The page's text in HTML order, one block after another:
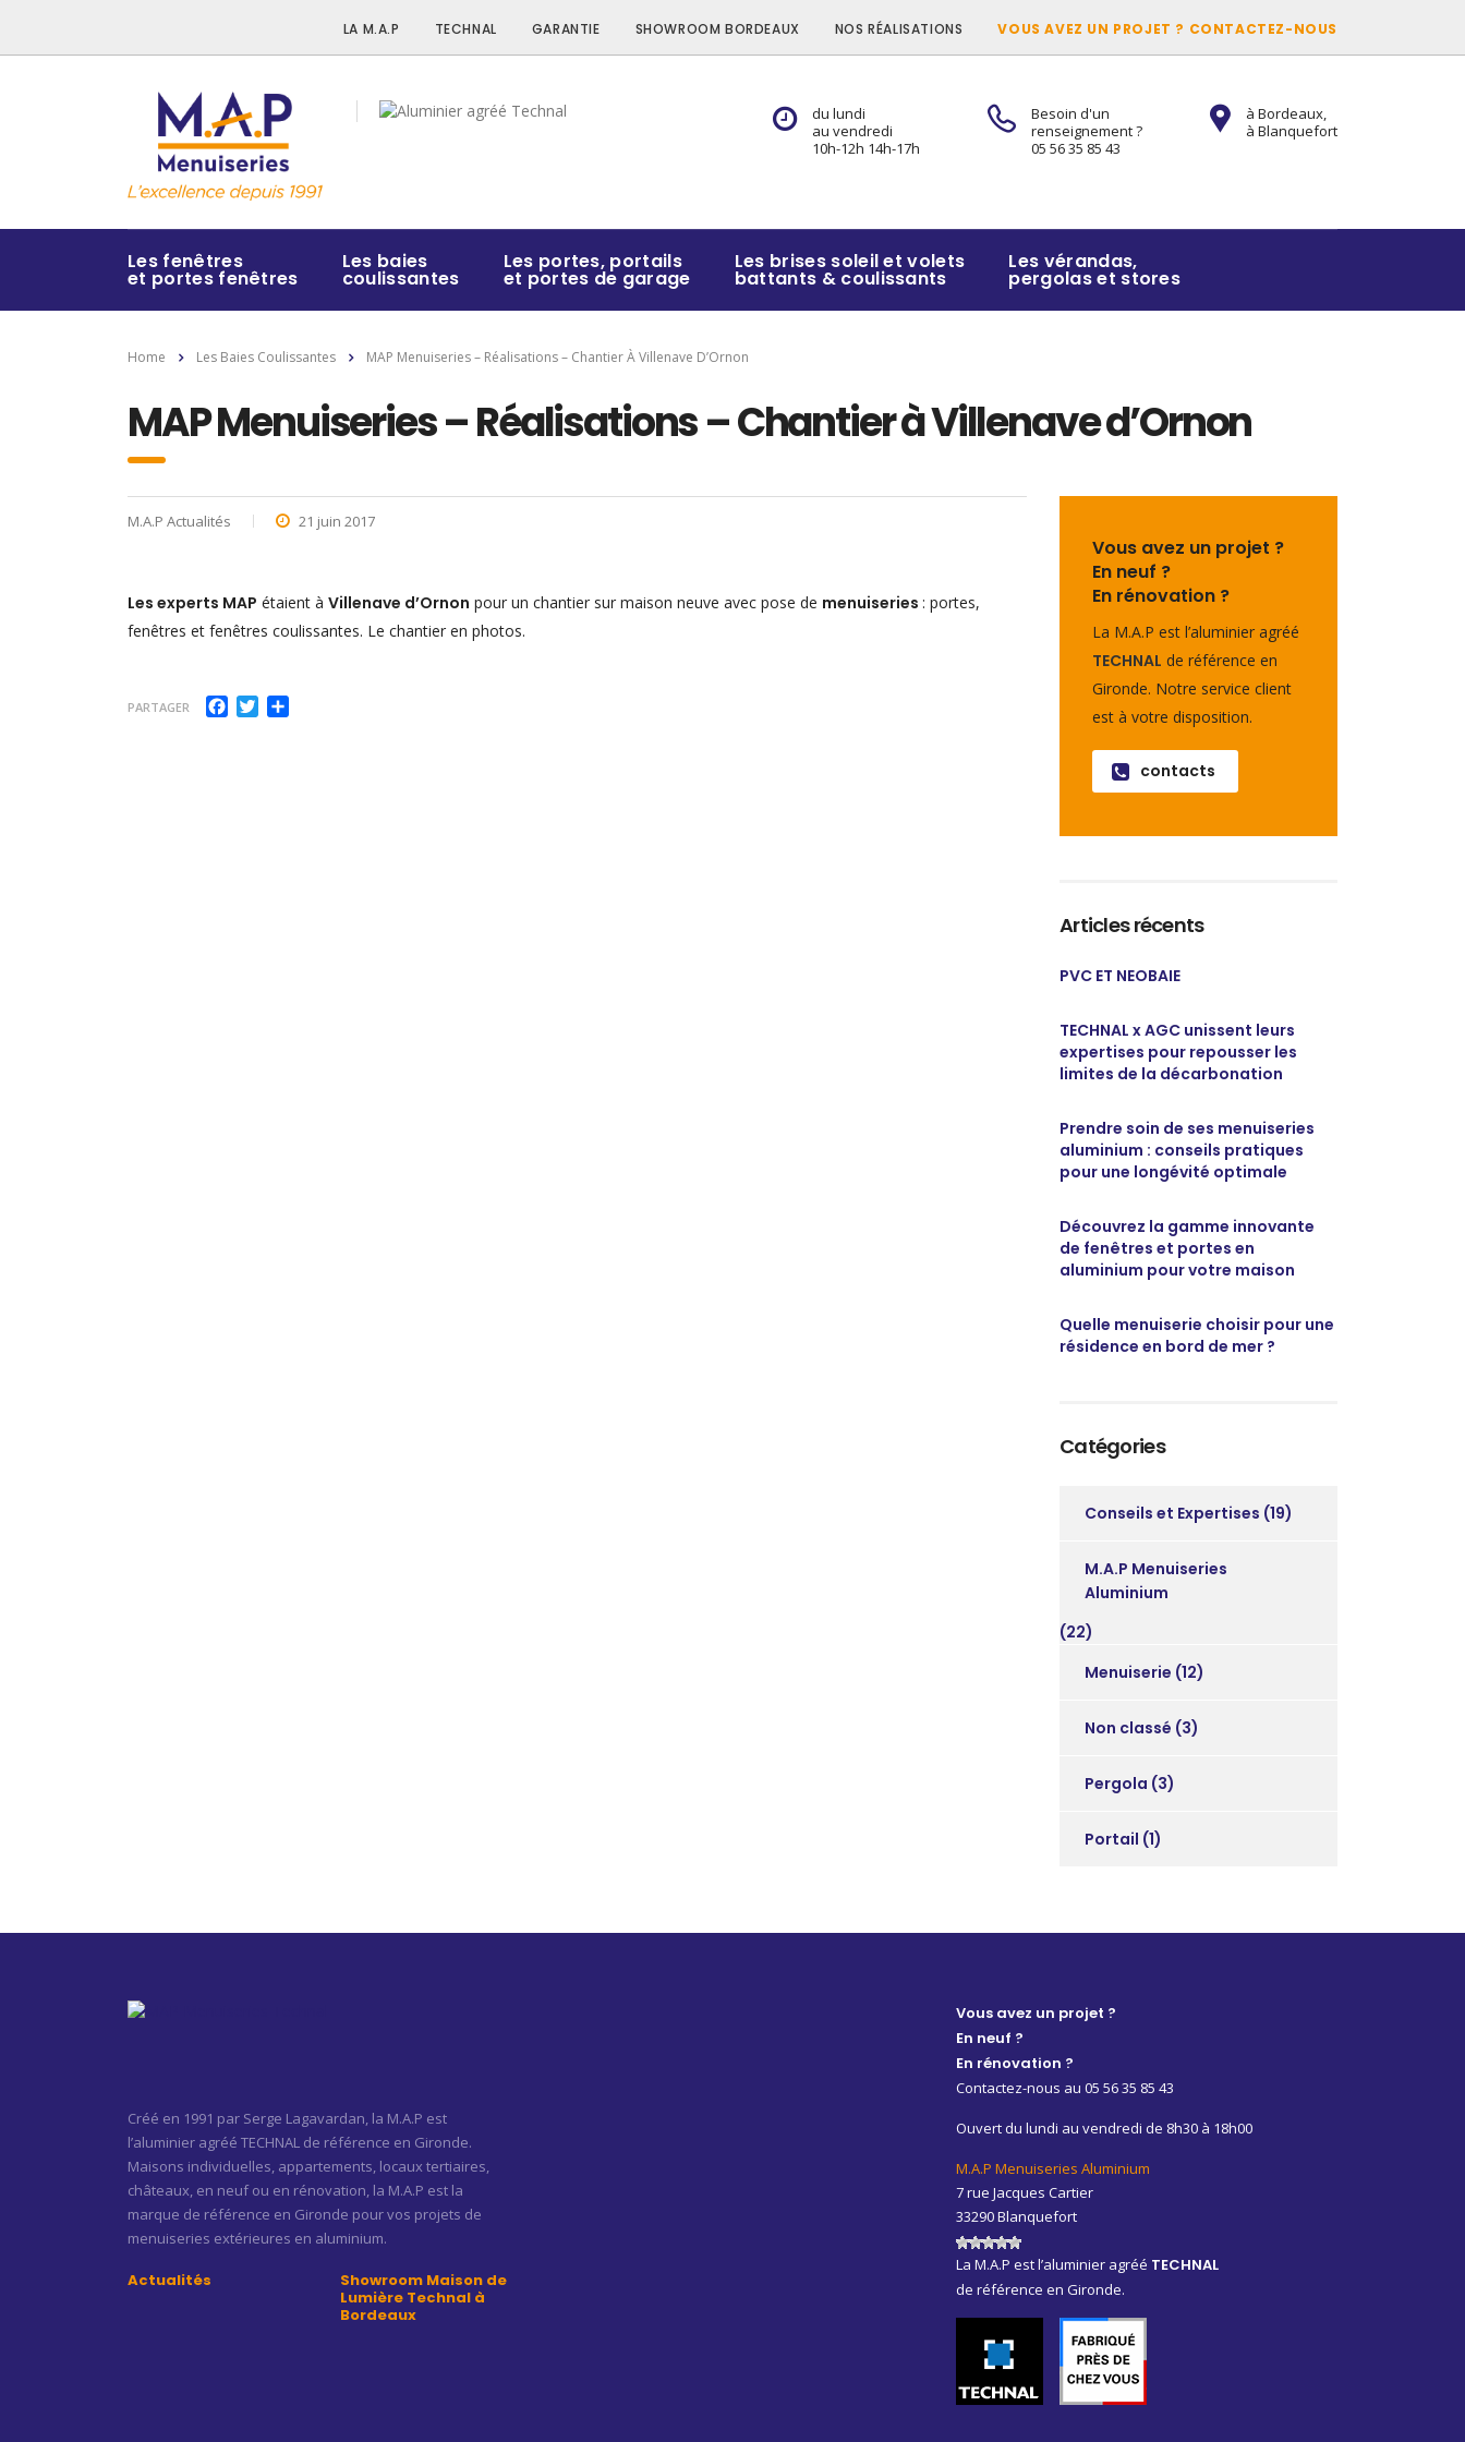
LA M.A.P TECHNAL GARANTIE SHOWROOM BORDEAUX NOS RÉALISATIONS VOUS AVEZ UN PROJET ? CONTACTEZ-NOUS
à Bordeaux,
à Blanquefort
Besoin d'un
renseignement ?
05 56 35 85 43
du lundi
au vendredi
10h-12h 14h-17h
Les fenêtres
et portes fenêtres
Les baies
coulissantes
Les portes, portails
et portes de garage
Les brises soleil et volets
battants & coulissants
Les vérandas,
pergolas et stores
Home Les Baies Coulissantes MAP Menuiseries – Réalisations – Chantier À Villenave D’Ornon
MAP Menuiseries – Réalisations – Chantier à Villenave d’Ornon
M.A.P Actualités 21 juin 2017
Les experts MAP étaient à Villenave d’Ornon pour un chantier sur maison neuve avec pose de menuiseries : portes,
fenêtres et fenêtres coulissantes. Le chantier en photos.
PARTAGER Facebook
Twitter
Vous avez un projet ?
En neuf ?
En rénovation ?
La M.A.P est l’aluminier agréé
TECHNAL de référence en
Gironde. Notre service client
est à votre disposition.
contacts
Articles récents
PVC ET NEOBAIE
TECHNAL x AGC unissent leurs
expertises pour repousser les
limites de la décarbonation
Prendre soin de ses menuiseries
aluminium : conseils pratiques
pour une longévité optimale
Découvrez la gamme innovante
de fenêtres et portes en
aluminium pour votre maison
Quelle menuiserie choisir pour une
résidence en bord de mer ?
Catégories
Conseils et Expertises (19)
M.A.P Menuiseries
Aluminium
(22)
Menuiserie (12)
Non classé (3)
Pergola (3)
Portail (1)
Créé en 1991 par Serge Lagavardan, la M.A.P est
l’aluminier agréé TECHNAL de référence en Gironde.
Maisons individuelles, appartements, locaux tertiaires,
châteaux, en neuf ou en rénovation, la M.A.P est la
marque de référence en Gironde pour vos projets de
menuiseries extérieures en aluminium.
Actualités
Showroom Maison de
Lumière Technal à
Bordeaux
Vous avez un projet ?
En neuf ?
En rénovation ?
Contactez-nous au 05 56 35 85 43
Ouvert du lundi au vendredi de 8h30 à 18h00
M.A.P Menuiseries Aluminium
7 rue Jacques Cartier
33290 Blanquefort
La M.A.P est l’aluminier agréé TECHNAL
de référence en Gironde.